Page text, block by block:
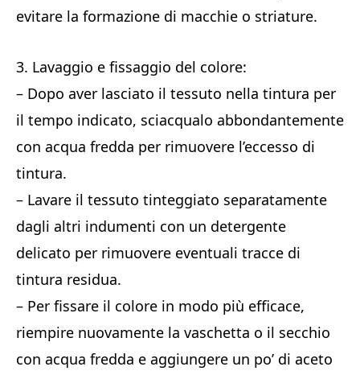
evitare la formazione di macchie o striature.
3. Lavaggio e fissaggio del colore:
– Dopo aver lasciato il tessuto nella tintura per
il tempo indicato, sciacqualo abbondantemente
con acqua fredda per rimuovere l’eccesso di
tintura.
– Lavare il tessuto tinteggiato separatamente
dagli altri indumenti con un detergente
delicato per rimuovere eventuali tracce di
tintura residua.
– Per fissare il colore in modo più efficace,
riempire nuovamente la vaschetta o il secchio
con acqua fredda e aggiungere un po’ di aceto